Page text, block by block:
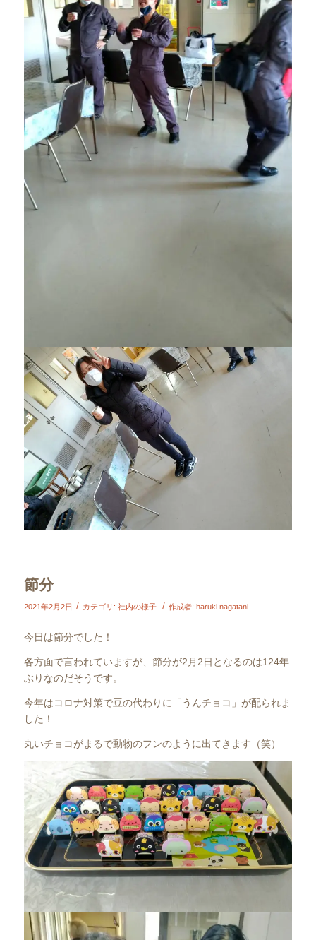
節分
2021年2月2日 / カテゴリ: 社内の様子 / 作成者: haruki nagatani
今日は節分でした！
各方面で言われていますが、節分が2月2日となるのは124年
ぶりなのだそうです。
今年はコロナ対策で豆の代わりに「うんチョコ」が配られま
した！
丸いチョコがまるで動物のフンのように出てきます（笑）